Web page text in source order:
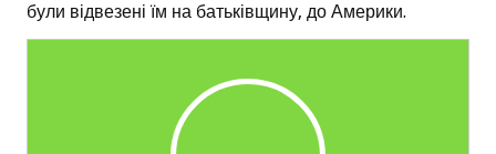
були відвезені їм на батьківщину, до Америки.